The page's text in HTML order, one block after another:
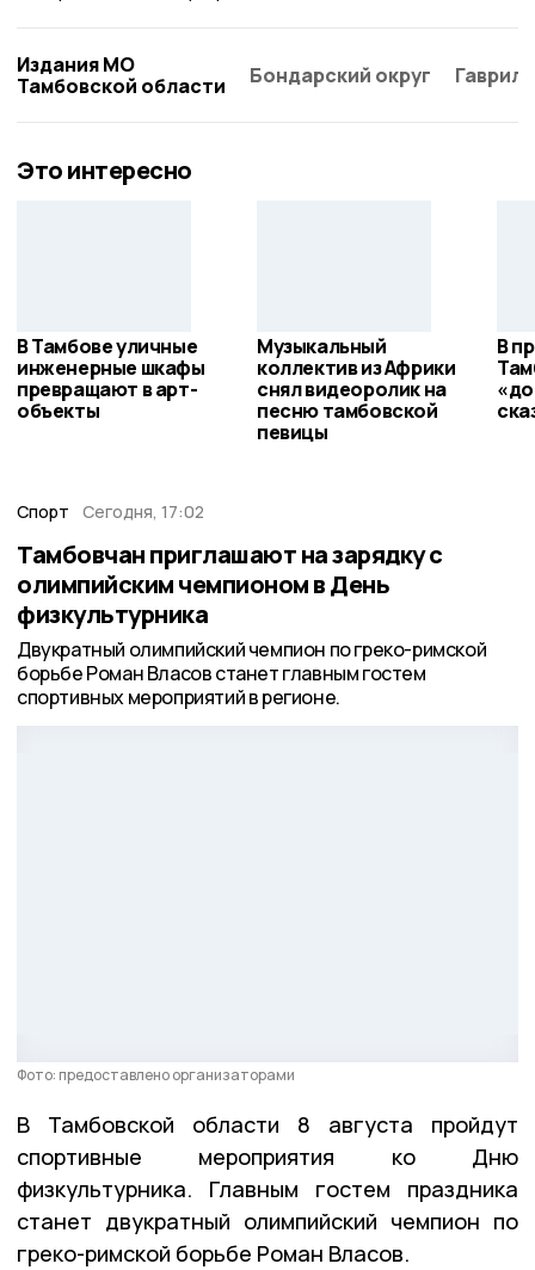
Издания МО
Тамбовской области
Бондарский округ
Это интересно
В Тамбове уличные
инженерные шкафы
превращают в арт-
объекты
Музыкальный
коллектив из Африки
снял видеоролик на
песню тамбовской
певицы
В
Спорт Сегодня, 17:02
Тамбовчан приглашают на зарядку с
олимпийским чемпионом в День
физкультурника
Двукратный олимпийский чемпион по греко-римской
борьбе Роман Власов станет главным гостем
спортивных мероприятий в регионе.
Фото: предоставлено организаторами
В Тамбовской области 8 августа пройдут
спортивные мероприятия ко Дню
физкультурника. Главным гостем праздника
станет двукратный олимпийский чемпион по
греко-римской борьбе Роман Власов.